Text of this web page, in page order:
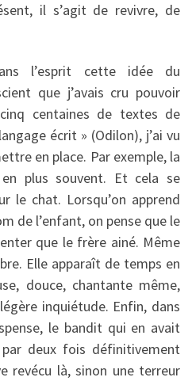
il s’agit de revivre, de
l’esprit cette idée du
que j’avais cru pouvoir
centaines de textes de
écrit » (Odilon), j’ai vu
en place. Par exemple, la
plus souvent. Et cela se
le chat. Lorsqu’on apprend
de l’enfant, on pense que le
que le frère ainé. Même
Elle apparaît de temps en
douce, chantante même,
inquiétude. Enfin, dans
le bandit qui en avait
deux fois définitivement
revécu là, sinon une terreur